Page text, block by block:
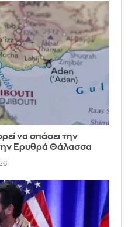
να σπάσει την
Ερυθρά Θάλασσα